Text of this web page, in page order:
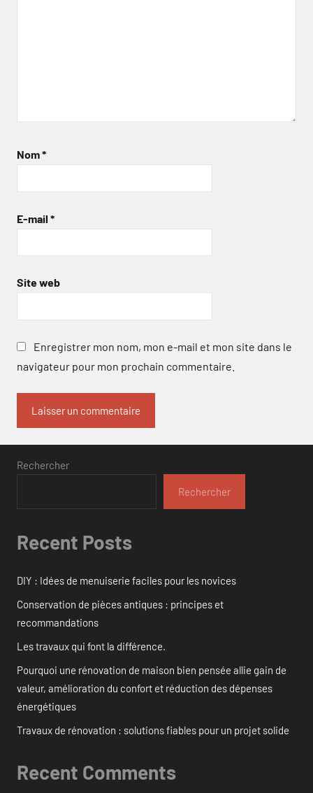
Nom*
E-mail *
Site web
Enregistrer mon nom, mon e-mail et mon site dans le
navigateur pour mon prochain commentaire.
Rechercher
Rechercher
Recent Posts
DIY : Idées de menuiserie faciles pour les novices
Conservation de pièces antiques : principes et
recommandations
Les travaux qui font la différence.
Pourquoi une rénovation de maison bien pensée allie gain de
valeur, amélioration du confort et réduction des dépenses
énergétiques
Travaux de rénovation : solutions fiables pour un projet solide
Recent Comments